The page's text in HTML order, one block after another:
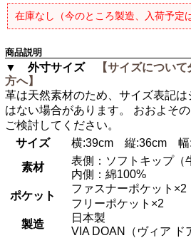
在庫なし（今のところ製造、入荷予定
商品説明
▼ 外寸サイズ
【サイズについ
方へ】
革は天然素材のため、サイズ表記は
はない場合があります。 おおよそ
ご検討してください。
サイズ
横:39cm 縦:36cm 幅
素材
表側：ソフトキップ（
内側：綿100%
ポケット
ファスナーポケット×2
フリーポケット×2
製造
日本製
VIA DOAN（ヴィア ド